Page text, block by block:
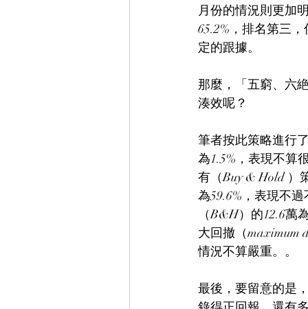
月份的情況則更加
65.2%，排名第三
定的跟據。
那麼，「五窮、六
湊效呢？
筆者按此策略進行
為1.5%，表現不算
有（Buy & Hold ）
為59.6%，表現不
（B&H）的12.6
大回撤（maximum
情況不算嚴重。。
最後，要留意的是